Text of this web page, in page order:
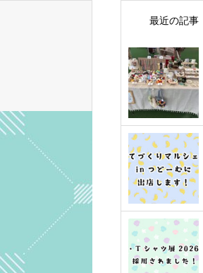
最近の記事